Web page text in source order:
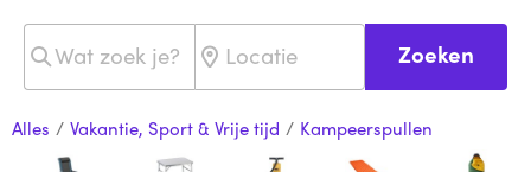
Zoeken
Alles / Vakantie, Sport & Vrije tijd / Kampeerspullen